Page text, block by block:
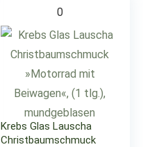
0
Krebs Glas Lauscha
Christbaumschmuck